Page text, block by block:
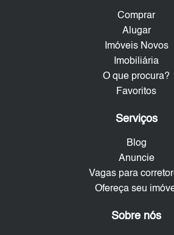
Comprar
Alugar
Imóveis Novos
Imobiliária
O que procura?
Favoritos
Serviços
Blog
Anuncie
Vagas para
Ofereça seu
Sobre nós